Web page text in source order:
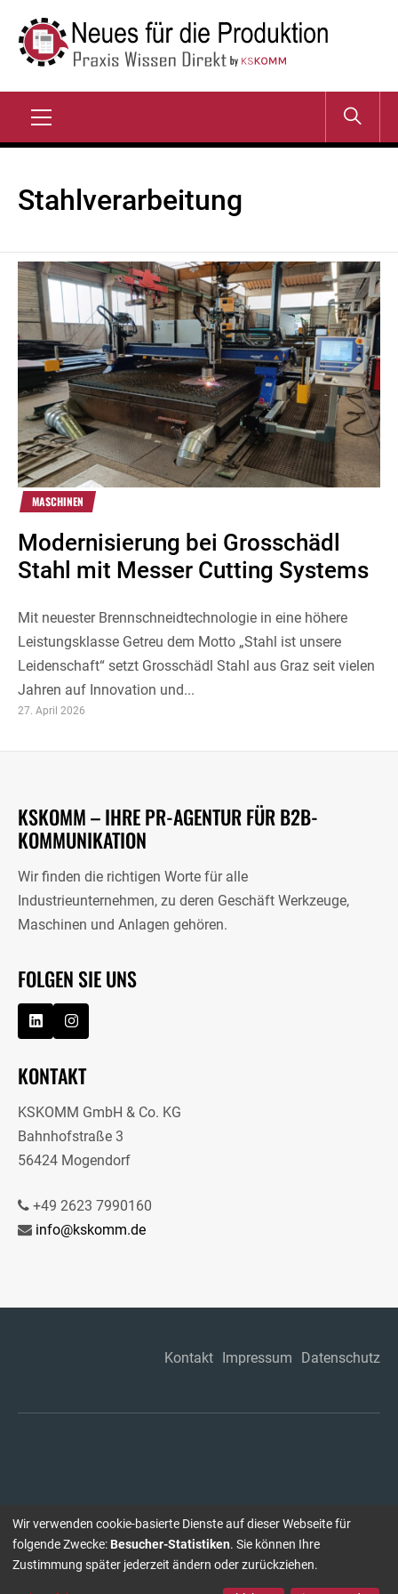
Inhalt
springen
NEUES FÜR DIE
PRODUKTION
Stahlverarbeitung
MASCHINEN
Modernisierung bei Grosschädl
Stahl mit Messer Cutting Systems
Mit neuester Brennschneidtechnologie in eine höhere
Leistungsklasse Getreu dem Motto „Stahl ist unsere
Leidenschaft“ setzt Grosschädl Stahl aus Graz seit vielen
Jahren auf Innovation und...
27. April 2026
KSKOMM – IHRE PR-AGENTUR FÜR B2B-
KOMMUNIKATION
Wir finden die richtigen Worte für alle
Industrieunternehmen, zu deren Geschäft Werkzeuge,
Maschinen und Anlagen gehören.
FOLGEN SIE UNS
KONTAKT
KSKOMM GmbH & Co. KG
Bahnhofstraße 3
56424 Mogendorf
+49 2623 7990160
info@kskomm.de
Kontakt Impressum Datenschutz
Wir verwenden cookie-basierte Dienste auf dieser Webseite für
folgende Zwecke: Besucher-Statistiken. Sie können Ihre
Zustimmung später jederzeit ändern oder zurückziehen.